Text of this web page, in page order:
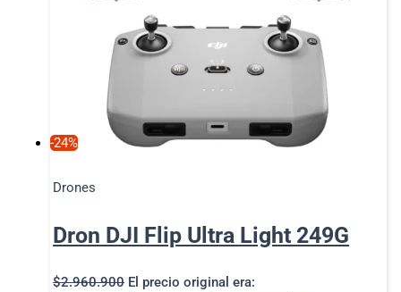
-24%
Drones
Dron DJI Flip Ultra Light 249G
$2.960.900 El precio original era: